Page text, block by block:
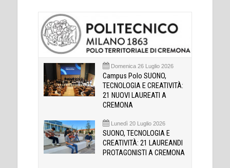
Domenica 26 Luglio 2026
Campus Polo SUONO,
TECNOLOGIA E CREATIVITÀ:
21 NUOVI LAUREATI A
CREMONA
Lunedì 20 Luglio 2026
SUONO, TECNOLOGIA E
CREATIVITÀ: 21 LAUREANDI
PROTAGONISTI A CREMONA